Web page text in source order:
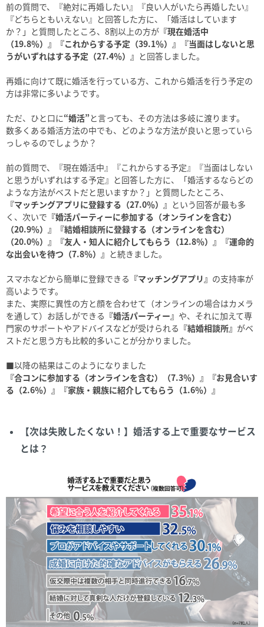
前の質問で、『絶対に再婚したい』『良い人がいたら再婚したい』
『どちらともいえない』と回答した方に、「婚活はしています
か？」と質問したところ、8割以上の方が 『現在婚活中
（19.8％）』『これからする予定（39.1％）』『当面はしないと思
うがいずれはする予定（27.4％）』 と回答しました。
再婚に向けて既に婚活を行っている方、これから婚活を行う予定の
方は非常に多いようです。
ただ、ひと口に“婚活” と言っても、その方法は多岐に渡ります。
数多くある婚活方法の中でも、どのような方法が良いと思っていら
っしゃるのでしょうか？
前の質問で、『現在婚活中』『これからする予定』『当面はしない
と思うがいずれはする予定』と回答した方に、「婚活するならどの
ような方法がベストだと思いますか？」と質問したところ、
『マッチングアプリに登録する（27.0％）』 という回答が最も多
く、次いで 『婚活パーティーに参加する（オンラインを含む）
（20.9％）』『結婚相談所に登録する（オンラインを含む）
（20.0％）』『友人・知人に紹介してもらう（12.8％）』『運命的
な出会いを待つ（7.8％）』 と続きました。
スマホなどから簡単に登録できる 『マッチングアプリ』 の支持率が
高いようです。
また、実際に異性の方と顔を合わせて（オンラインの場合はカメラ
を通して）お話しができる 『婚活パーティー』 や、それに加えて専
門家のサポートやアドバイスなどが受けられる 『結婚相談所』 がベ
ストだと思う方も比較的多いことが分かりました。
■以降の結果はこのようになりました
『合コンに参加する（オンラインを含む）（7.3％）』『お見合いす
る（2.6％）』『家族・親族に紹介してもらう（1.6％）』
【次は失敗したくない！】婚活する上で重要なサービス
とは？